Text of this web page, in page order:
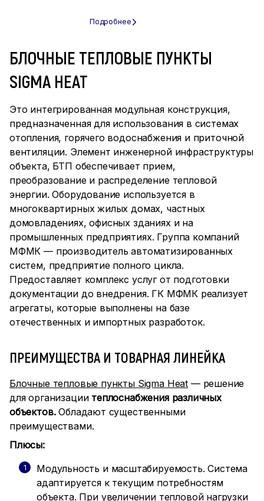
БЛОЧНЫЕ ТЕПЛОВЫЕ ПУНКТЫ
SIGMA HEAT
Это интегрированная модульная конструкция,
предназначенная для использования в системах
отопления, горячего водоснабжения и приточной
вентиляции. Элемент инженерной инфраструктуры
объекта, БТП обеспечивает прием,
преобразование и распределение тепловой
энергии. Оборудование используется в
многоквартирных жилых домах, частных
домовладениях, офисных зданиях и на
промышленных предприятиях. Группа компаний
МФМК — производитель автоматизированных
систем, предприятие полного цикла.
Предоставляет комплекс услуг от подготовки
документации до внедрения. ГК МФМК реализует
агрегаты, которые выполнены на базе
отечественных и импортных разработок.
ПРЕИМУЩЕСТВА И ТОВАРНАЯ ЛИНЕЙКА
Блочные тепловые пункты Sigma Heat — решение
для организации теплоснабжения различных
объектов.Обладают существенными
преимуществами.
Плюсы:
Модульность и масштабируемость. Система
адаптируется к текущим потребностям
объекта. При увеличении тепловой нагрузки